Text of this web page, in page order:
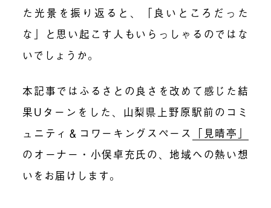
た光景を振り返ると、「良いところだった
な」と思い起こす人もいらっしゃるのではな
いでしょうか。
本記事ではふるさとの良さを改めて感じた結
果Uターンをした、山梨県上野原駅前のコミ
ュニティ＆コワーキングスペース 「見晴亭」
のオーナー・小俣卓充氏の、地域への熱い想
いをお届けします。